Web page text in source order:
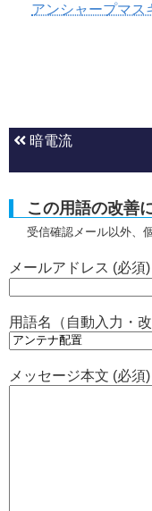
アンシャープマス
暗電流
この用語の改善
受信確認メール以外、
メールアドレス (必須)
用語名（自動入力・改
メッセージ本文 (必須)